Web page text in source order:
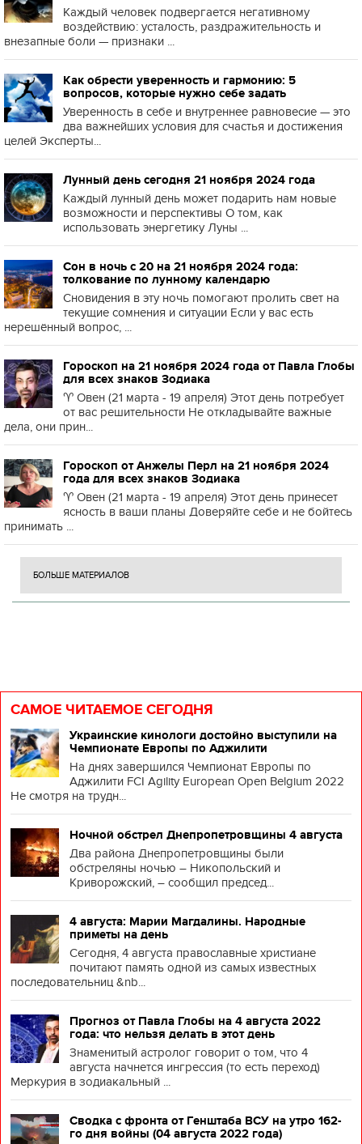
Каждый человек подвергается негативному
воздействию: усталость, раздражительность и
внезапные боли — признаки ...
Как обрести уверенность и гармонию: 5
вопросов, которые нужно себе задать
Уверенность в себе и внутреннее равновесие — это
два важнейших условия для счастья и достижения
целей Эксперты...
Лунный день сегодня 21 ноября 2024 года
Каждый лунный день может подарить нам новые
возможности и перспективы О том, как
использовать энергетику Луны ...
Сон в ночь с 20 на 21 ноября 2024 года:
толкование по лунному календарю
Сновидения в эту ночь помогают пролить свет на
текущие сомнения и ситуации Если у вас есть
нерешённый вопрос, ...
Гороскоп на 21 ноября 2024 года от Павла Глобы
для всех знаков Зодиака
♈️ Овен (21 марта - 19 апреля) Этот день потребует
от вас решительности Не откладывайте важные
дела, они прин...
Гороскоп от Анжелы Перл на 21 ноября 2024
года для всех знаков Зодиака
♈️ Овен (21 марта - 19 апреля) Этот день принесет
ясность в ваши планы Доверяйте себе и не бойтесь
принимать ...
БОЛЬШЕ МАТЕРИАЛОВ
САМОЕ ЧИТАЕМОЕ СЕГОДНЯ
Украинские кинологи достойно выступили на
Чемпионате Европы по Аджилити
На днях завершился Чемпионат Европы по
Аджилити FCI Agility European Open Belgium 2022
Не смотря на трудн...
Ночной обстрел Днепропетровщины 4 августа
Два района Днепропетровщины были
обстреляны ночью – Никопольский и
Криворожский, – сообщил председ...
4 августа: Марии Магдалины. Народные
приметы на день
Сегодня, 4 августа православные христиане
почитают память одной из самых известных
последовательниц &nb...
Прогноз от Павла Глобы на 4 августа 2022
года: что нельзя делать в этот день
Знаменитый астролог говорит о том, что 4
августа начнется ингрессия (то есть переход)
Меркурия в зодиакальный ...
Сводка с фронта от Генштаба ВСУ на утро 162-
го дня войны (04 августа 2022 года)